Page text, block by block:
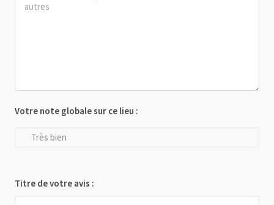
Votre note globale sur ce lieu :
Très bien
Titre de votre avis :